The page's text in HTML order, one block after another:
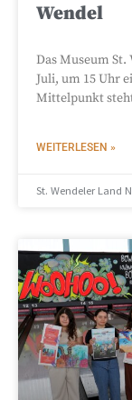
Wendel
Das Museum St.
Juli, um 15 Uhr
Mittelpunkt
WEITERLESEN »
St. Wendeler Land